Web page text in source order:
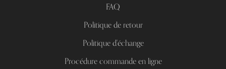
FAQ
Politique de retour
Politique d'échange
Procédure commande en ligne